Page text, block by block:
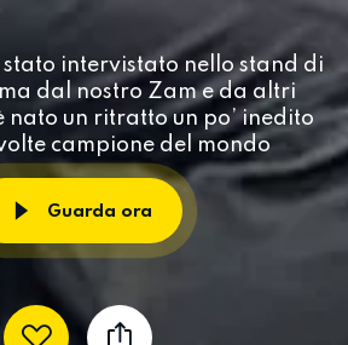
intervistato nello stand di
dal nostro Zam e da altri
nato un ritratto un po’ inedito
campione del mondo
Guarda ora